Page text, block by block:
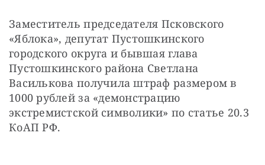
Заместитель председателя Псковского
«Яблока», депутат Пустошкинского
городского округа и бывшая глава
Пустошкинского района Светлана
Василькова получила штраф размером в
1000 рублей за «демонстрацию
экстремистской символики» по статье 20.3
КоАП РФ.